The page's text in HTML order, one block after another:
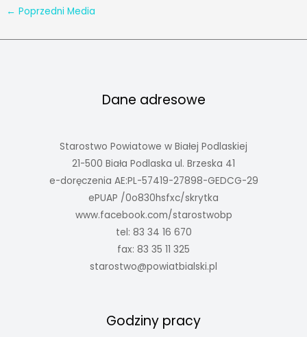
← Poprzedni Media
Dane adresowe
Starostwo Powiatowe w Białej Podlaskiej
21-500 Biała Podlaska ul. Brzeska 41
e-doręczenia AE:PL-57419-27898-GEDCG-29
ePUAP /0o830hsfxc/skrytka
www.facebook.com/starostwobp
tel: 83 34 16 670
fax: 83 35 11 325
starostwo@powiatbialski.pl
Godziny pracy